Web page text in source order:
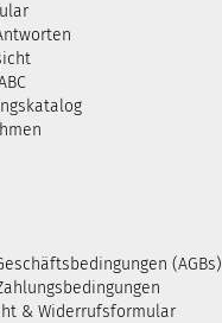
(AGBs)
& Widerrufsformular